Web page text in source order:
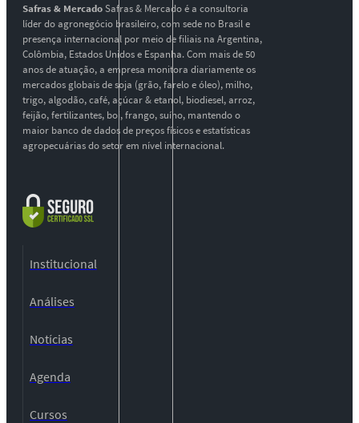
Safras & MercadoSafras & Mercado é a consultoria
líder do agronegócio brasileiro, com sede no Brasil e
presença internacional por meio de filiais na Argentina,
Colômbia, Estados Unidos e Espanha. Com mais de 50
anos de atuação, a empresa monitora diariamente os
mercados globais de soja (grão, farelo e óleo), milho,
trigo, algodão, café, açúcar & etanol, biodiesel, arroz,
feijão, fertilizantes, boi, frango, suíno, mantendo o
maior banco de dados de preços físicos e estatísticas
agropecuárias do setor em nível internacional.
Institucional
Análises
Notícias
Agenda
Cursos